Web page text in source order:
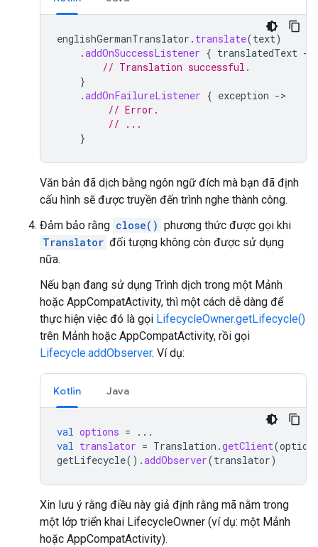
englishGermanTranslator . translate(text)
.addOnSuccessListener { translatedText ->
// Translation successful.
}
.addOnFailureListener { exception ->
// Error.
// ...
}
Văn bản đã dịch bằng ngôn ngữ đích mà bạn đã định
cấu hình sẽ được truyền đến trình nghe thành công.
Đảm bảo rằng close() phương thức được gọi khi
Translator đối tượng không còn được sử dụng
nữa.
Nếu bạn đang sử dụng Trình dịch trong một Mảnh
hoặc AppCompatActivity, thì một cách dễ dàng để
thực hiện việc đó là gọi LifecycleOwner.getLifecycle()
trên Mảnh hoặc AppCompatActivity, rồi gọi
Lifecycle.addObserver. Ví dụ:
Kotlin Java
val options =
...
val translator = Translation .getClient(
getLifecycle().addObserver(translator)
Xin lưu ý rằng điều này giả định rằng mã nằm trong
một lớp triển khai LifecycleOwner (ví dụ: một Mảnh
hoặc AppCompatActivity).